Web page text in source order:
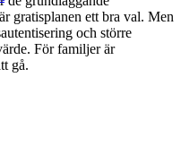
gratisplanen ett bra val. Men
och större
För familjer är
gå.